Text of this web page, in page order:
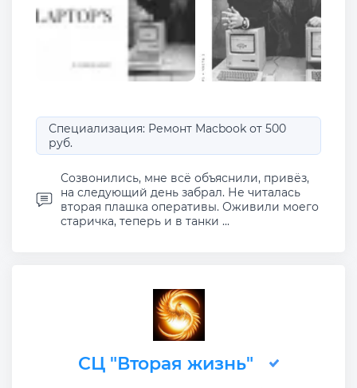
Специализация: Ремонт Macbook от 500
руб.
Созвонились, мне всё объяснили, привёз,
на следующий день забрал. Не читалась
вторая плашка оперативы. Оживили моего
старичка, теперь и в танки ...
СЦ "Вторая жизнь"